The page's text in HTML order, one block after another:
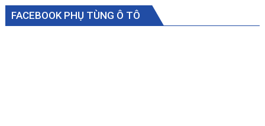
FACEBOOK PHỤ TÙNG Ô TÔ